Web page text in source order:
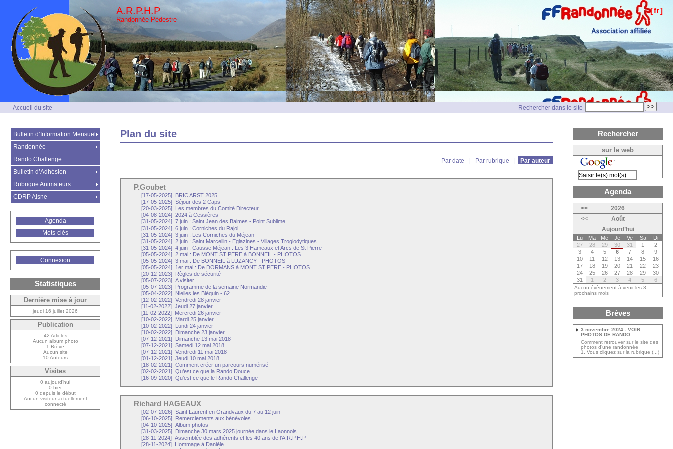
[fr]
A.R.P.H.P
Randonnée Pédestre
Rechercher dans le site
Accueil du site
Plan du site
Par date Par rubrique Par auteur
P.Goubet
[17-05-2025] BRIC ARST 2025
[17-05-2025] Séjour des 2 Caps
[20-03-2025] Les membres du Comité Directeur
[04-08-2024] 2024 à Cessières
[31-05-2024] 7 juin : Saint Jean des Balmes - Point Sublime
[31-05-2024] 6 juin : Corniches du Rajol
[31-05-2024] 3 juin : Les Corniches du Méjean
[31-05-2024] 2 juin : Saint Marcellin - Eglazines - Villages Troglodytiques
[31-05-2024] 4 juin : Causse Méjean : Les 3 Hameaux et Arcs de St Pierre
[05-05-2024] 2 mai : De MONT ST PERE à BONNEIL - PHOTOS
[05-05-2024] 3 mai : De BONNEIL à LUZANCY - PHOTOS
[05-05-2024] 1er mai : De DORMANS à MONT ST PERE - PHOTOS
[20-12-2023] Règles de sécurité
[05-07-2023] A visiter
[05-07-2023] Programme de la semaine Normandie
[05-04-2022] Nielles les Bléquin - 62
[12-02-2022] Vendredi 28 janvier
[11-02-2022] Jeudi 27 janvier
[11-02-2022] Mercredi 26 janvier
[10-02-2022] Mardi 25 janvier
[10-02-2022] Lundi 24 janvier
[10-02-2022] Dimanche 23 janvier
[07-12-2021] Dimanche 13 mai 2018
[07-12-2021] Samedi 12 mai 2018
[07-12-2021] Vendredi 11 mai 2018
[01-12-2021] Jeudi 10 mai 2018
[18-02-2021] Comment créer un parcours numérisé
[02-02-2021] Qu’est ce que la Rando Douce
[16-09-2020] Qu’est ce que le Rando Challenge
Richard HAGEAUX
[02-07-2026] Saint Laurent en Grandvaux du 7 au 12 juin
[06-10-2025] Remerciements aux bénévoles
[04-10-2025] Album photos
[31-03-2025] Dimanche 30 mars 2025 journée dans le Laonnois
[28-11-2024] Assemblée des adhérents et les 40 ans de l’A.R.P.H.P
[28-11-2024] Hommage à Danièle
Bulletin d’Information Mensuel
Randonnée
Rando Challenge
Bulletin d’Adhésion
Rubrique Animateurs
CDRP Aisne
Agenda
Mots-clés
Connexion
Statistiques
Dernière mise à jour
jeudi 16 juillet 2026
Publication
42 Articles
Aucun album photo
1 Brève
Aucun site
10 Auteurs
Visites
0 aujourd’hui
0 hier
0 depuis le début
Aucun visiteur actuellement
connecté
Rechercher
sur le web
Agenda
<<
2026
<<
Août
Aujourd’hui
Lu Ma Me Je Ve Sa
Di
27
28 29 30 31 1
2
3
4 5 6 7 8
9
10
11 12 13 14 15
16
17
18 19 20 21 22
23
24
25 26 27 28 29
30
31
1 2 3 4 5 6
Aucun évènement à venir les 3
prochains mois
Brèves
3 novembre 2024 - VOIR
PHOTOS DE RANDO
Comment retrouver sur le site des
photos d’une randonnée
1. Vous cliquez sur la rubrique (...)